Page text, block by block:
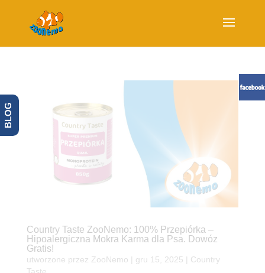
Country Taste ZooNemo: 100% Przepiórka –
Hipoalergiczna Mokra Karma dla Psa. Dowóz
Gratis!
utworzone przez ZooNemo gru 15, 2025
Country
BLOG